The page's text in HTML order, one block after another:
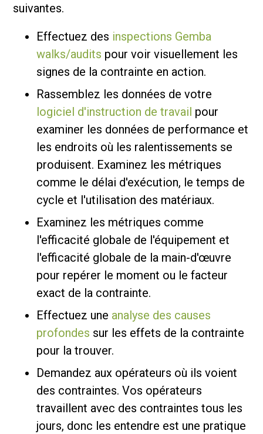
suivantes.
Effectuez des inspections Gemba
walks/audits pour voir visuellement les
signes de la contrainte en action.
Rassemblez les données de votre
logiciel d'instruction de travail pour
examiner les données de performance et
les endroits où les ralentissements se
produisent. Examinez les métriques
comme le délai d'exécution, le temps de
cycle et l'utilisation des matériaux.
Examinez les métriques comme
l'efficacité globale de l'équipement et
l'efficacité globale de la main-d'œuvre
pour repérer le moment ou le facteur
exact de la contrainte.
Effectuez une analyse des causes
profondes sur les effets de la contrainte
pour la trouver.
Demandez aux opérateurs où ils voient
des contraintes. Vos opérateurs
travaillent avec des contraintes tous les
jours, donc les entendre est une pratique